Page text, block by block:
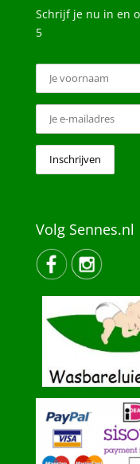
Schrijf je nu in en
5
Volg Sennes.nl